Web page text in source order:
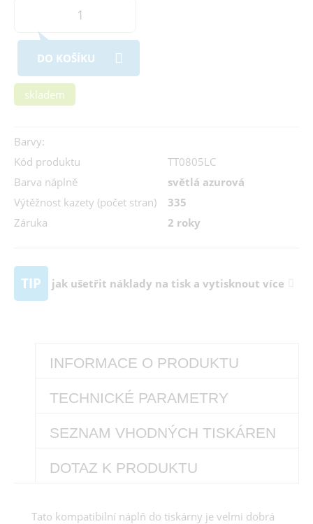
DO KOŠÍKU
skladem
Barvy:
Kód produktu
TT0805LC
Barva náplně
světlá azurová
Výtěžnost kazety (počet stran)
335
Záruka
2 roky
TIP jak ušetřit náklady na tisk a vytisknout více
INFORMACE O PRODUKTU
TECHNICKÉ PARAMETRY
SEZNAM VHODNÝCH TISKÁREN
DOTAZ K PRODUKTU
Tato kompatibilní náplň do tiskárny je velmi dobrá